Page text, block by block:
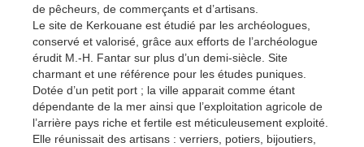
de pêcheurs, de commerçants et d’artisans.
Le site de Kerkouane est étudié par les archéologues,
conservé et valorisé, grâce aux efforts de l’archéologue
érudit M.-H. Fantar sur plus d’un demi-siècle. Site
charmant et une référence pour les études puniques.
Dotée d’un petit port ; la ville apparait comme étant
dépendante de la mer ainsi que l’exploitation agricole de
l’arrière pays riche et fertile est méticuleusement exploité.
Elle réunissait des artisans : verriers, potiers, bijoutiers,